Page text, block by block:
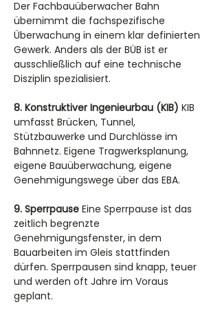
Der Fachbauüberwacher Bahn
übernimmt die fachspezifische
Überwachung in einem klar definierten
Gewerk. Anders als der BÜB ist er
ausschließlich auf eine technische
Disziplin spezialisiert.
8. Konstruktiver Ingenieurbau (KIB) KIB
umfasst Brücken, Tunnel,
Stützbauwerke und Durchlässe im
Bahnnetz. Eigene Tragwerksplanung,
eigene Bauüberwachung, eigene
Genehmigungswege über das EBA.
9. Sperrpause Eine Sperrpause ist das
zeitlich begrenzte
Genehmigungsfenster, in dem
Bauarbeiten im Gleis stattfinden
dürfen. Sperrpausen sind knapp, teuer
und werden oft Jahre im Voraus
geplant.